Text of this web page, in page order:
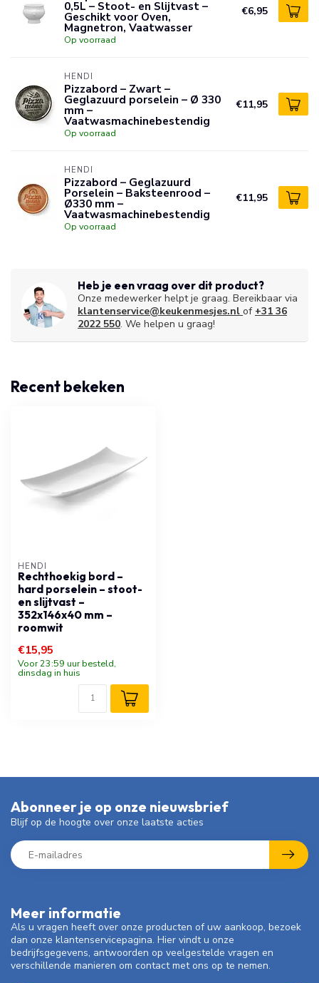
0,5L – Stoot- en Slijtvast –
Geschikt voor Oven,
Magnetron, Vaatwasser
Op voorraad
€6,95
HENDI
Pizzabord – Zwart –
Geglazuurd porselein – Ø 330
mm –
Vaatwasmachinebestendig
Op voorraad
€11,95
HENDI
Pizzabord – Geglazuurd
Porselein – Baksteenrood –
Ø330 mm –
Vaatwasmachinebestendig
Op voorraad
€11,95
Heb je een vraag over dit product?
Onze medewerker helpt je graag. Bereikbaar via
klantenservice@keukenmesjes.nl of +31 36
2022 550. We helpen u graag!
Recent bekeken
HENDI
Rechthoekig bord –
hard porselein – stoot-
en slijtvast –
352x146x40 mm –
roomwit
€15,95
Voor 23:59 uur besteld,
dinsdag in huis
Meer informatie
Als u vragen heeft over onze producten of uw aankoop, bezoek
dan onze klantenservicepagina. Hier vindt u onze
bedrijfsgegevens, antwoorden op veelgestelde vragen en
verschillende manieren om contact met ons op te nemen.
Abonneer je op onze nieuwsbrief
Blijf op de hoogte over onze laatste acties